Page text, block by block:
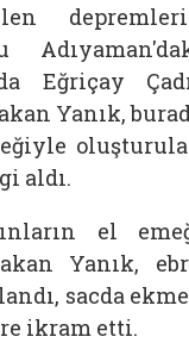
Eğriçay
Yanık,
aldı.
el
Yanık,
sacda
ikram etti.